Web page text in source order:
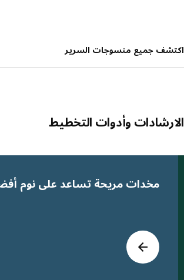
جميع منسوجات السرير
وأدوات التخطيط
مخدات مريحة تساعد على نوم أفضل